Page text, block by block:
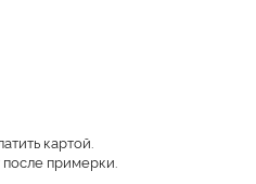
картой.
примерки.